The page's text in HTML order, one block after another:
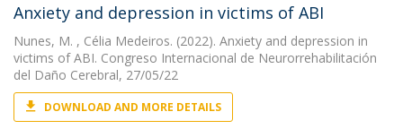
Anxiety and depression in victims of ABI
Nunes, M. , Célia Medeiros. (2022). Anxiety and depression in
victims of ABI. Congreso Internacional de Neurorrehabilitación
del Daño Cerebral, 27/05/22
DOWNLOAD AND MORE DETAILS